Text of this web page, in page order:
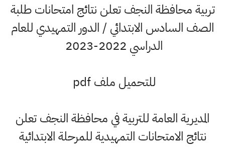
تربية محافظة النجف تعلن نتائج امتحانات طلبة
الصف السادس الابتدائي / الدور التمهيدي للعام
الدراسي 2022-2023
للتحميل ملف pdf
المديرية العامة للتربية في محافظة النجف تعلن
نتائج الامتحانات التمهيدية للمرحلة الابتدائية